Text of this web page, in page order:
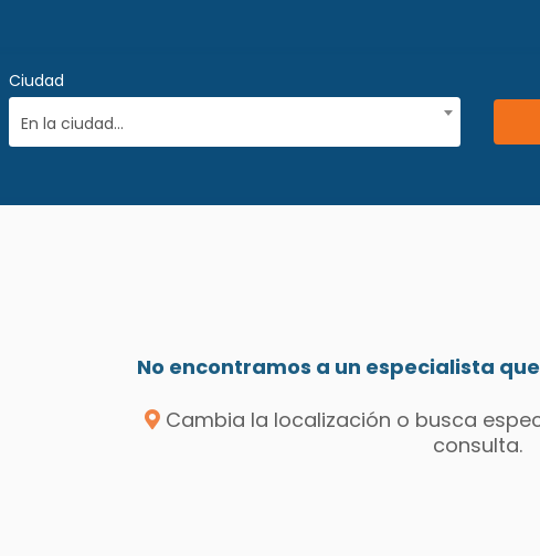
Ciudad
En la ciudad...
No encontramos a un especialista
Cambia la localización o busca
consulta.